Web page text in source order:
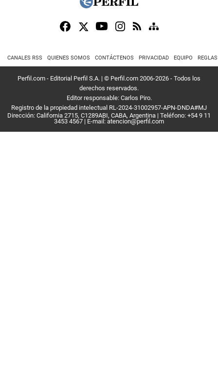
CANALES RSS QUIENES SOMOS CONTÁCTENOS PRIVACIDAD EQUIPO
Perfil.com - Editorial Perfil S.A. | © Perfil.com 2006-2026 - Todos los
derechos reservados.
Editor responsable: Carlos Piro.
Registro de la propiedad intelectual RL-2024-31002957-APN-DNDA#MJ
Dirección: California 2715, C1289ABI, CABA, Argentina | Teléfono: +54 9 11
3453 4567 | E-mail: atencion@perfil.com